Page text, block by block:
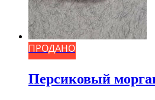
ПРОДАНО
Персиковый